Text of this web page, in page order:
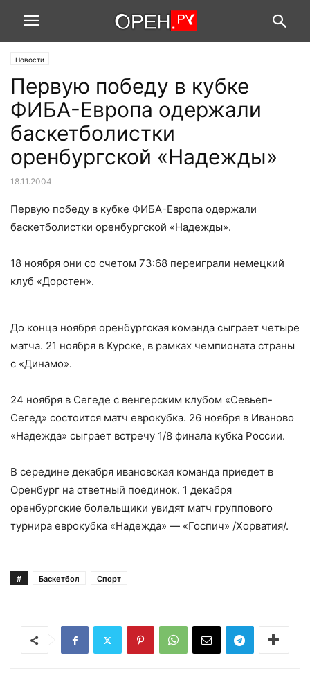
Новости
Первую победу в кубке
ФИБА-Европа одержали
баскетболистки
оренбургской «Надежды»
18.11.2004
Первую победу в кубке ФИБА-Европа одержали
баскетболистки оренбургской «Надежды».
18 ноября они со счетом 73:68 переиграли немецкий
клуб «Дорстен».
До конца ноября оренбургская команда сыграет четыре
матча. 21 ноября в Курске, в рамках чемпионата страны
с «Динамо».
24 ноября в Сегеде с венгерским клубом «Севьеп-
Сегед» состоится матч еврокубка. 26 ноября в Иваново
«Надежда» сыграет встречу 1/8 финала кубка России.
В середине декабря ивановская команда приедет в
Оренбург на ответный поединок. 1 декабря
оренбургские болельщики увидят матч группового
турнира еврокубка «Надежда» — «Госпич» /Хорватия/.
# Баскетбол Спорт